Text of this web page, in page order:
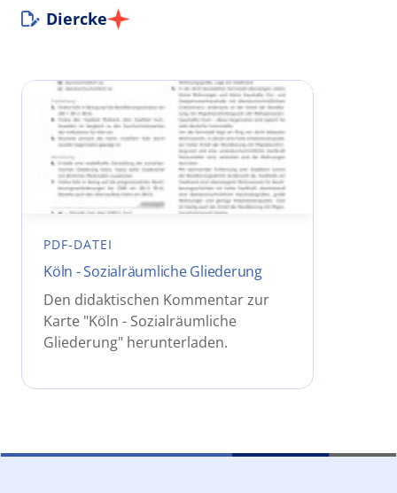
Diercke
PDF-DATEI
Köln - Sozialräumliche Gliederung
Den didaktischen Kommentar zur
Karte "Köln - Sozialräumliche
Gliederung" herunterladen.